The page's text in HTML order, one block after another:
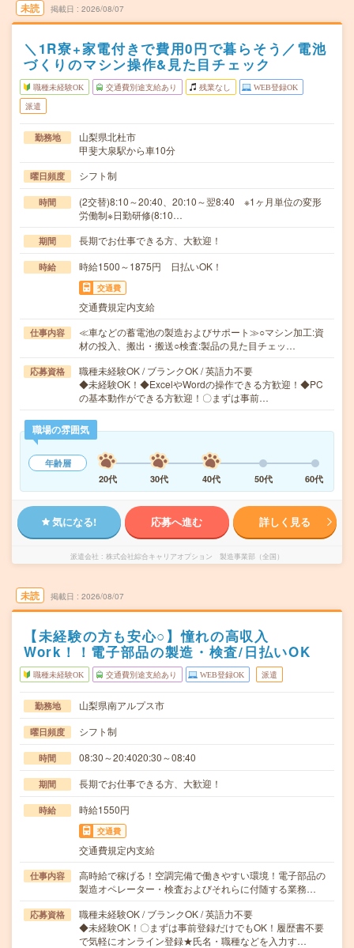
未読 掲載日 2026/08/07
＼1R寮+家電付きで費用0円で暮らそう／電池
づくりのマシン操作&見た目チェック
職種未経験OK 交通費別途支給あり 残業なし WEB登録OK
派遣
勤務地
山梨県北杜市
甲斐大泉駅から車10分
曜日頻度 シフト制
時間
(2交替)8:10～20:40、20:10～翌8:40 ※1ヶ月単位の変形
労働制※日勤研修(8:10…
期間 長期でお仕事できる方、大歓迎！
時給 時給1500～1875円 日払いOK！
交通費
交通費規定内支給
仕事内容
≪車などの蓄電池の製造およびサポート≫○マシン加工:資
材の投入、搬出・搬送○検査:製品の見た目チェッ…
応募資格
職種未経験OK / ブランクOK / 英語力不要
◆未経験OK！◆ExcelやWordの操作できる方歓迎！◆PC
の基本動作ができる方歓迎！〇まずは事前…
職場の雰囲気
年齢層
20代
30代 40代 50代 60代
気になる! 応募へ進む 詳しく見る
派遣会社 株式会社綜合キャリアオプション 製造事業部（全国）
未読 掲載日 2026/08/07
【未経験の方も安心○】憧れの高収入
Work！！電子部品の製造・検査/日払いOK
職種未経験OK 交通費別途支給あり WEB登録OK 派遣
勤務地 山梨県南アルプス市
曜日頻度 シフト制
時間 08:30～20:4020:30～08:40
期間 長期でお仕事できる方、大歓迎！
時給 時給1550円
交通費
交通費規定内支給
仕事内容
高時給で稼げる！空調完備で働きやすい環境！電子部品の
製造オペレーター・検査およびそれらに付随する業務…
応募資格
職種未経験OK / ブランクOK / 英語力不要
◆未経験OK！〇まずは事前登録だけでもOK！履歴書不要
で気軽にオンライン登録★氏名・職種などを入力す…